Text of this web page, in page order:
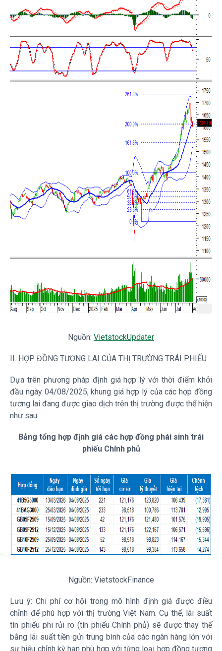
Nguồn: VietstockUpdater
II. HỢP ĐỒNG TƯƠNG LAI CỦA THỊ TRƯỜNG TRÁI PHIẾU
Dựa trên phương pháp định giá hợp lý với thời điểm khởi
đầu ngày 04/08/2025, khung giá hợp lý của các hợp đồng
tương lai đang được giao dịch trên thị trường được thể hiện
như sau:
Bảng tổng hợp định giá các hợp đồng phái sinh trái
phiếu Chính phủ
Nguồn: VietstockFinance
Lưu ý: Chi phí cơ hội trong mô hình định giá được điều
chỉnh để phù hợp với thị trường Việt Nam. Cụ thể, lãi suất
tín phiếu phi rủi ro (tín phiếu Chính phủ) sẽ được thay thế
bằng lãi suất tiền gửi trung bình của các ngân hàng lớn với
sự hiệu chỉnh kỳ hạn phù hợp với từng loại hợp đồng tương